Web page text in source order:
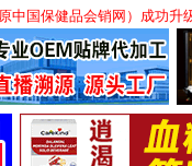
保健品会销网）成功升级